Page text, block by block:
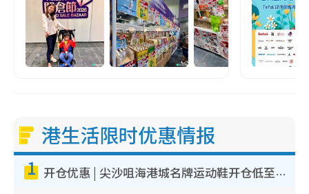
港生活限时优惠情报
1 开仓优惠 | 尖沙咀海港城名牌运动鞋开仓低至1折！On鞋$899起/Joy&Peace鞋履$98起